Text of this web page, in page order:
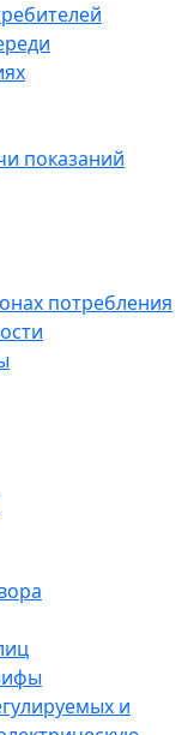
показаний
потребления
и